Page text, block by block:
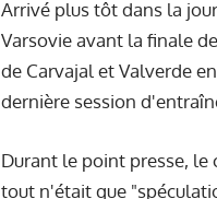
Arrivé plus tôt dans la
Varsovie avant la finale
de Carvajal et Valverde
dernière session
Durant le point presse, le
tout n'était que